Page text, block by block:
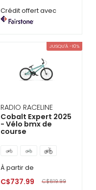
Crédit offert avec
JUSQU'À -10%
RADIO RACELINE
Cobalt Expert 2025
- Vélo bmx de
course
À partir de
C$737.99 C$819.99